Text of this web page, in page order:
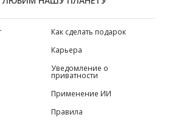
Как сделать подарок
Карьера
Уведомление о
приватности
Применение ИИ
Правила